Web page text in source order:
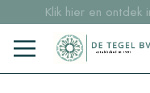
Klik hier en
Sample
Voorraaditems binnen